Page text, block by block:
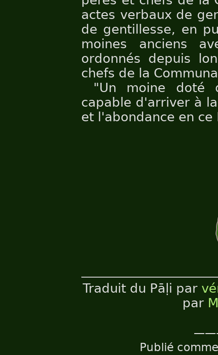
actes verbaux de
de gentillesse, en
moines anciens
ordonnés depuis
chefs de la
"Un moine doté
capable d'arriver à
et l'abondance en ce
Traduit du Pāḷi par
par
Publié